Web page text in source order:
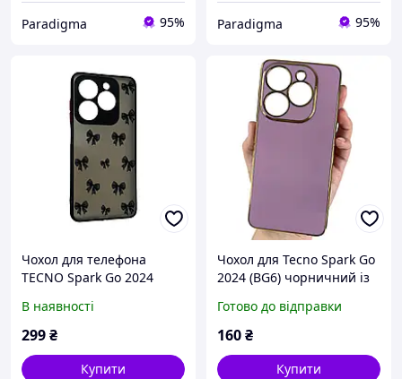
Paradigma 95% Paradigma 95%
Чохол для телефона
TECNO Spark Go 2024
бантиків із захистом
камери на техно спарк го
В наявності
299₴
Купити
Чохол для Tecno Spark Go
2024 (BG6) чорничний із
силіконовий глянцевий
Готово до відправки
160₴
Купити